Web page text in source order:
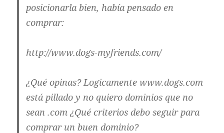
posicionarla bien, había pensado en
comprar:
http://www.dogs-myfriends.com/
¿Qué opinas? Logicamente www.dogs.com
está pillado y no quiero dominios que no
sean .com ¿Qué criterios debo seguir para
comprar un buen dominio?